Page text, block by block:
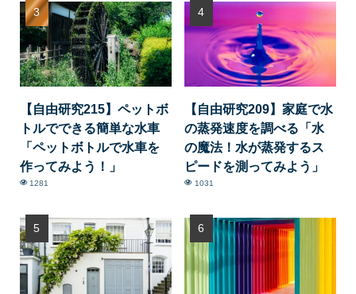
【自由研究215】ペットボ
トルでできる簡単な水車
「ペットボトルで水車を
作ってみよう！」
1281
【自由研究209】家庭で水
の蒸発速度を調べる「水
の魔法！水が蒸発するス
ピードを測ってみよう」
1031